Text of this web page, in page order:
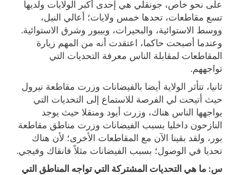
على نحو خاص، جونقلي هي إحدى أكبر الولايات ولديها
تسع مقاطعات، تحدها خمس ولايات؛ أعالي النيل،
ووسط الاستوائية، والبحيرات، وبيبور وشرق الاستوائية.
وعندما أصبحت حاكما، اعتقدت أنه من المهم زيارة
المقاطعات لمقابلة الناس معرفة التحديات التي
تواجههم.
ثانيا، تتأثر الولاية أيضا بالفيضانات وزرت مقاطعة نيرول
حيث أتيحت لي الفرصة للاستماع إلى التحديات التي
يواجهها الناس هناك، وزرت أيود ومنقلا حيث يوجد
النازحون داخليا بسبب الفيضانات وزرت مناطق مقاطعة
بور، ولقد بقينا الآن مع المقاطعات الأخرى؛ لأن هناك
تحديا في الوصول؛ بسبب الفيضانات مثلاً فانقاك وفيجي.
س: ما هي التحديات المشتركة التي تواجه المناطق التي